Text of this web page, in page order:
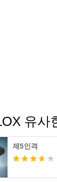
만들기:
처리방침:
이드: https://
https://
유사
제5인격